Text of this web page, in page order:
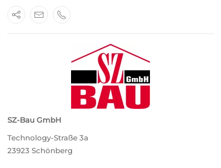
SZ-Bau GmbH
Technology-Straße 3a
23923 Schönberg